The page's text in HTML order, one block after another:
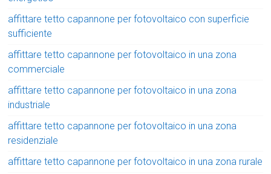
affittare tetto capannone per fotovoltaico con superficie
sufficiente
affittare tetto capannone per fotovoltaico in una zona
commerciale
affittare tetto capannone per fotovoltaico in una zona
industriale
affittare tetto capannone per fotovoltaico in una zona
residenziale
affittare tetto capannone per fotovoltaico in una zona rurale